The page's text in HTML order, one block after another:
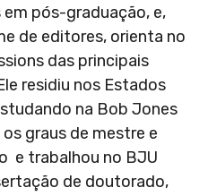
pós-graduação, e,
de editores, orienta no
das principais
residiu nos Estados
na Bob Jones
graus de mestre e
e trabalhou no BJU
de doutorado,